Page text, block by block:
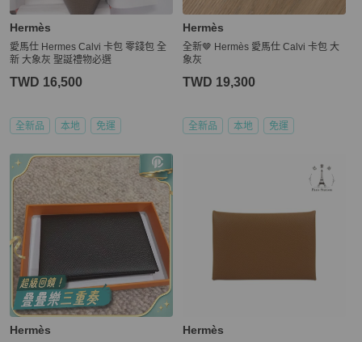
Hermès
愛馬仕 Hermes Calvi 卡包 零錢包 全
新 大象灰 聖誕禮物必選
TWD 16,500
全新品 本地 免運
Hermès
全新🤎 Hermès 愛馬仕 Calvi 卡包 大
象灰
TWD 19,300
全新品 本地 免運
Hermès Hermès